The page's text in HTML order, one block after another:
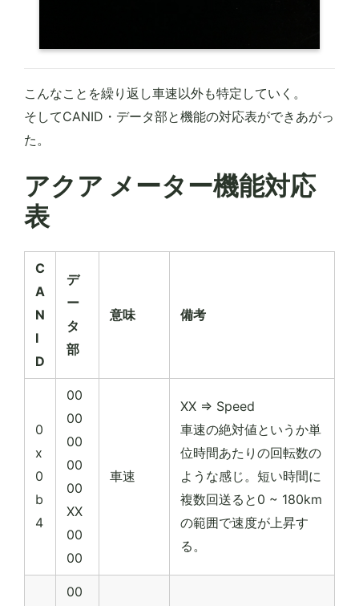
こんなことを繰り返し車速以外も特定していく。
そしてCANID・データ部と機能の対応表ができあがっ
た。
アクア メーター機能対応
表
C
A
N
I
D
デ
ー
タ
部
意味 備考
0
x
0
b
4
00
00
00
00
00
XX
00
00
車速
XX => Speed
車速の絶対値というか単
位時間あたりの回転数の
ような感じ。短い時間に
複数回送ると0 ~ 180km
の範囲で速度が上昇す
る。
00